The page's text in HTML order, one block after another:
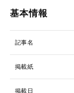
基本情報
記事名
掲載紙
掲載日